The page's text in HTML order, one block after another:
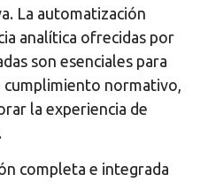
La automatización
analítica ofrecidas por
son esenciales para
cumplimiento normativo,
la experiencia de
completa e integrada